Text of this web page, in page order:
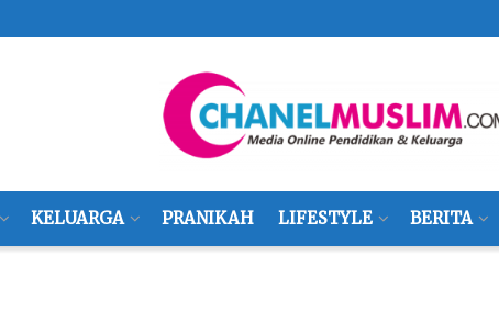
KELUARGA PRANIKAH LIFESTYLE BERITA